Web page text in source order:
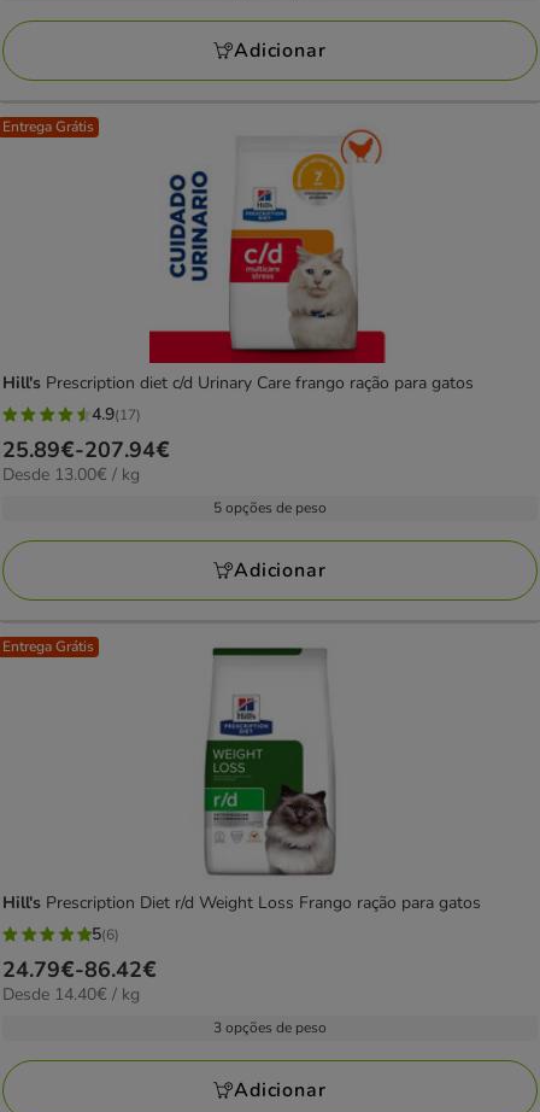
avaliações
174.28€
Adicionar
Entrega Grátis
Hill's Prescription diet c/d Urinary Care frango ração para gatos
4.9
estrelas
com
avaliações
4.9(17)
Preço
de
207.94€
25.89€-207.94€
13.00€
Desde 13.00€ / kg
5 opções de peso
Adicionar
Entrega Grátis
Hill's Prescription Diet r/d Weight Loss Frango ração para gatos
5
estrelas
com
avaliações
5(6)
Preço
de
86.42€
24.79€-86.42€
14.40€
Desde 14.40€ / kg
3 opções de peso
Adicionar